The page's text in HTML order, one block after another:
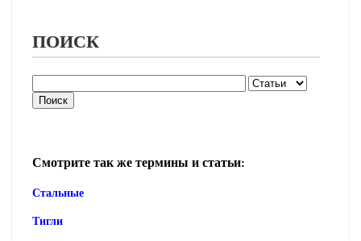
ПОИСК
Смотрите так же термины и статьи:
Стальные
Тигли